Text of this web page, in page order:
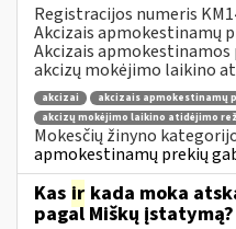
Registracijos numeris
Akcizais apmokestinamų
Akcizais
akcizų mokėjimo laikino
akcizai
akcizais apmokestinamų
akcizų mokėjimo laikino atidėjimo
Mokesčių žinyno
apmokestinamų prekių
Kas ir kada moka
pagal Miškų įstatymą?